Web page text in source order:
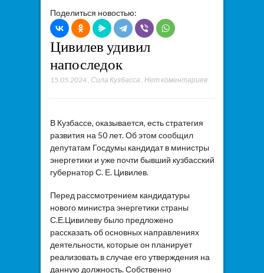
Поделиться новостью:
Цивилев удивил
напоследок
15.05.2024, Сила Кузбасса Нет коментариев
В Кузбассе, оказывается, есть стратегия
развития на 50 лет. Об этом сообщил
депутатам Госдумы кандидат в министры
энергетики и уже почти бывший кузбасский
губернатор С. Е. Цивилев.
Перед рассмотрением кандидатуры
нового министра энергетики страны
С.Е.Цивилеву было предложено
рассказать об основных направлениях
деятельности, которые он планирует
реализовать в случае его утверждения на
данную должность. Собственно